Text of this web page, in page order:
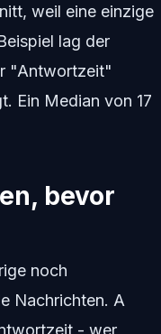
weil eine einzige
lag der
"Antwortzeit"
Ein Median von 17
bevor
noch
Nachrichten. A
- wer